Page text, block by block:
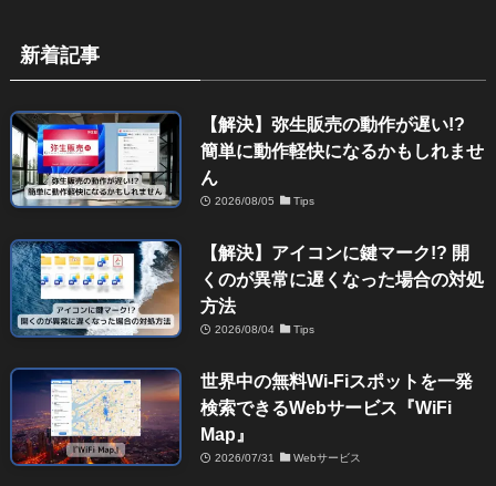
新着記事
【解決】弥生販売の動作が遅い!?
簡単に動作軽快になるかもしれませ
ん
2026/08/05 Tips
【解決】アイコンに鍵マーク!? 開
くのが異常に遅くなった場合の対処
方法
2026/08/04 Tips
世界中の無料Wi-Fiスポットを一発
検索できるWebサービス『WiFi
Map』
2026/07/31 Webサービス